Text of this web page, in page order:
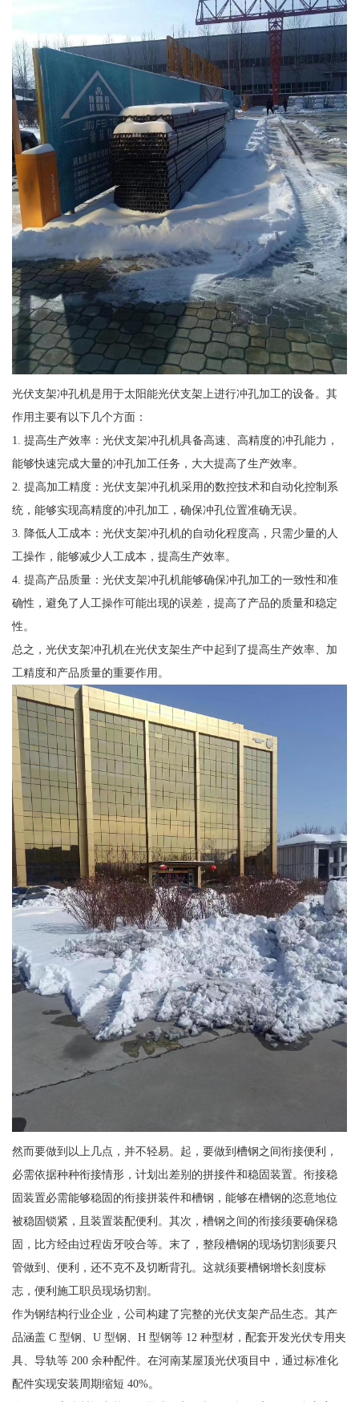
光伏支架冲孔机是用于太阳能光伏支架上进行冲孔加工的设备。其
作用主要有以下几个方面：
1. 提高生产效率：光伏支架冲孔机具备高速、高精度的冲孔能力，
能够快速完成大量的冲孔加工任务，大大提高了生产效率。
2. 提高加工精度：光伏支架冲孔机采用的数控技术和自动化控制系
统，能够实现高精度的冲孔加工，确保冲孔位置准确无误。
3. 降低人工成本：光伏支架冲孔机的自动化程度高，只需少量的人
工操作，能够减少人工成本，提高生产效率。
4. 提高产品质量：光伏支架冲孔机能够确保冲孔加工的一致性和准
确性，避免了人工操作可能出现的误差，提高了产品的质量和稳定
性。
总之，光伏支架冲孔机在光伏支架生产中起到了提高生产效率、加
工精度和产品质量的重要作用。
然而要做到以上几点，并不轻易。起，要做到槽钢之间衔接便利，
必需依据种种衔接情形，计划出差别的拼接件和稳固装置。衔接稳
固装置必需能够稳固的衔接拼装件和槽钢，能够在槽钢的恣意地位
被稳固锁紧，且装置装配便利。其次，槽钢之间的衔接须要确保稳
固，比方经由过程齿牙咬合等。末了，整段槽钢的现场切割须要只
管做到、便利，还不克不及切断背孔。这就须要槽钢增长刻度标
志，便利施工职员现场切割。
作为钢结构行业企业，公司构建了完整的光伏支架产品生态。其产
品涵盖 C 型钢、U 型钢、H 型钢等 12 种型材，配套开发光伏专用夹
具、导轨等 200 余种配件。在河南某屋顶光伏项目中，通过标准化
配件实现安装周期缩短 40%。